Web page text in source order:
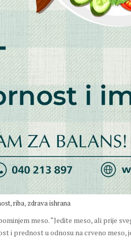
,riba, zdrava ishrana
meso. “Jedite meso, ali prije
i prednost u odnosu na crveno meso,